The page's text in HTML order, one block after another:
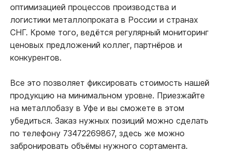
оптимизацией процессов производства и
логистики металлопроката в России и странах
СНГ. Кроме того, ведётся регулярный мониторинг
ценовых предложений коллег, партнёров и
конкурентов.
Все это позволяет фиксировать стоимость нашей
продукцию на минимальном уровне. Приезжайте
на металлобазу в Уфе и вы сможете в этом
убедиться. Заказ нужных позиций можно сделать
по телефону 73472269867, здесь же можно
забронировать объёмы нужного сортамента.